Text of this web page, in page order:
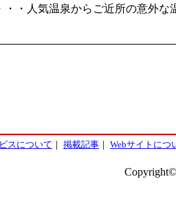
・・人気温泉からご近所の意外
スについて ｜ 掲載記事 ｜ Webサイトにつ